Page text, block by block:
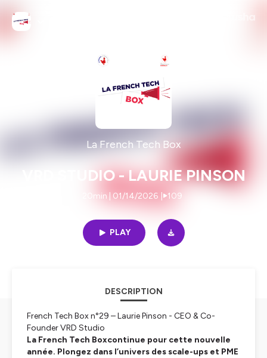
La French Tech Box
VRD STUDIO - LAURIE PINSON
20min | 01/14/2026 109
PLAY
DESCRIPTION
French Tech Box n°29 – Laurie Pinson - CEO & Co-
Founder VRD Studio
La French Tech Boxcontinue pour cette nouvelle
année. Plongez dans l’univers des scale-ups et PME